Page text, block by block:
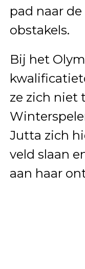
pad naar
obstakels.
Bij het
ze zich niet
Jutta zich
veld slaan
aan haar